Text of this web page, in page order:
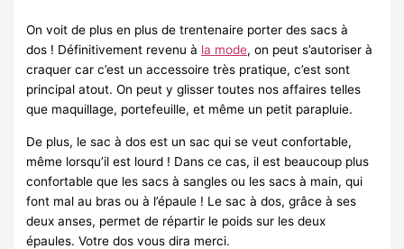
On voit de plus en plus de trentenaire porter des sacs à
dos ! Définitivement revenu à la mode, on peut s’autoriser à
craquer car c’est un accessoire très pratique, c’est sont
principal atout. On peut y glisser toutes nos affaires telles
que maquillage, portefeuille, et même un petit parapluie.
De plus, le sac à dos est un sac qui se veut confortable,
même lorsqu’il est lourd ! Dans ce cas, il est beaucoup plus
confortable que les sacs à sangles ou les sacs à main, qui
font mal au bras ou à l’épaule ! Le sac à dos, grâce à ses
deux anses, permet de répartir le poids sur les deux
épaules. Votre dos vous dira merci.